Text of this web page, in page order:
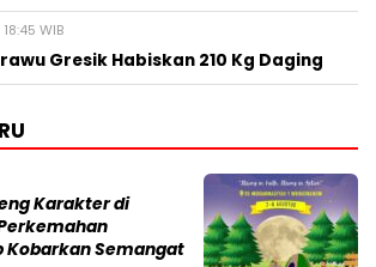
WIB
Gresik Habiskan 210 Kg Daging
Karakter di
Kobarkan Semangat